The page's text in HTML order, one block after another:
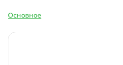
Основное